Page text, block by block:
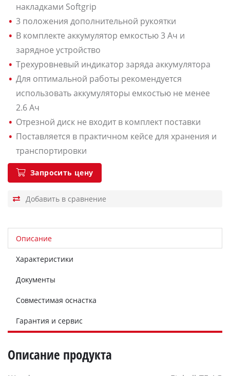
накладками Softgrip
3 положения дополнительной рукоятки
В комплекте аккумулятор емкостью 3 Ач и
зарядное устройство
Трехуровневый индикатор заряда аккумулятора
Для оптимальной работы рекомендуется
использовать аккумуляторы емкостью не менее
2.6 Ач
Отрезной диск не входит в комплект поставки
Поставляется в практичном кейсе для хранения и
транспортировки
Запросить цену
Описание
Характеристики
Документы
Совместимая оснастка
Гарантия и сервис
Описание продукта